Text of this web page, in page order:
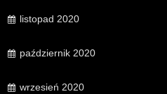
listopad 2020
październik 2020
wrzesień 2020